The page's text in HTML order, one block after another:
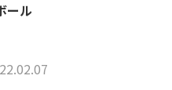
ール